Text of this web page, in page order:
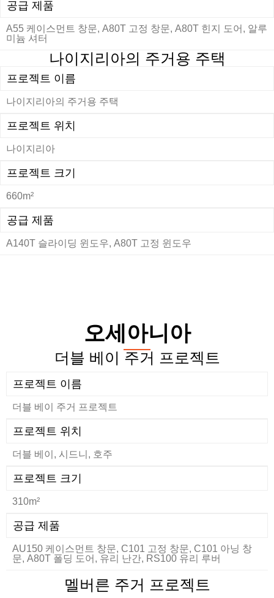
공급 제품
A55 케이스먼트 창문, A80T 고정 창문, A80T 힌지 도어, 알루
미늄 셔터
나이지리아의 주거용 주택
프로젝트 이름
나이지리아의 주거용 주택
프로젝트 위치
나이지리아
프로젝트 크기
660m²
공급 제품
A140T 슬라이딩 윈도우, A80T 고정 윈도우
오세아니아
더블 베이 주거 프로젝트
프로젝트 이름
더블 베이 주거 프로젝트
프로젝트 위치
더블 베이, 시드니, 호주
프로젝트 크기
310m²
공급 제품
AU150 케이스먼트 창문, C101 고정 창문, C101 아닝 창
문, A80T 폴딩 도어, 유리 난간, RS100 유리 루버
멜버른 주거 프로젝트